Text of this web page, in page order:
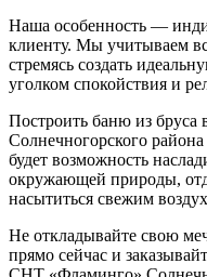
Наша особенность —
клиенту. Мы учитываем
стремясь создать
уголком спокойствия и
Построить баню из
Солнечногорского
будет возможность
окружающей природы,
насытиться свежим
Не откладывайте свою
прямо сейчас и